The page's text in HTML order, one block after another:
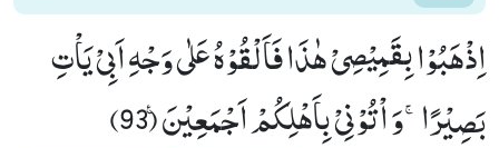
اِذْهَبُوْا بِقَمِیْصِیْ هٰذَا فَاَلْقُوْهُ عَلٰى وَجْهِ اَبِیْ یَاْتِ
بَصِیْرًاۚ-وَ اْتُوْنِیْ بِاَهْلِكُمْ اَجْمَعِیْنَ۠ (93)